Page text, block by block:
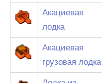
Акациевая
лодка
Акациевая
грузовая лодка